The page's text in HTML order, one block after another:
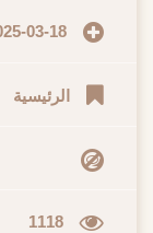
03-18
الرئيسية
1118